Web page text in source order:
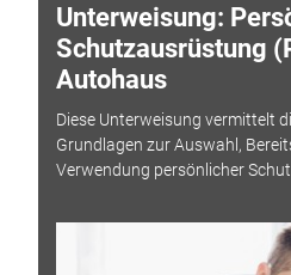
Unterweisung:
Schutzausrüstung
Autohaus
Diese Unterweisung vermittelt
Grundlagen zur Auswahl,
Verwendung persönlicher